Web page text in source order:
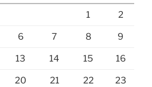
1 2
6 7 8 9
13 14 15 16
20 21 22 23